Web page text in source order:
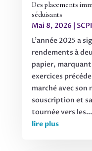
Des placements
séduisants
Mai 8, 2026 |
L'année 2025 a
rendements à
papier,
exercices
marché avec son
souscription et
tournée vers les...
lire plus